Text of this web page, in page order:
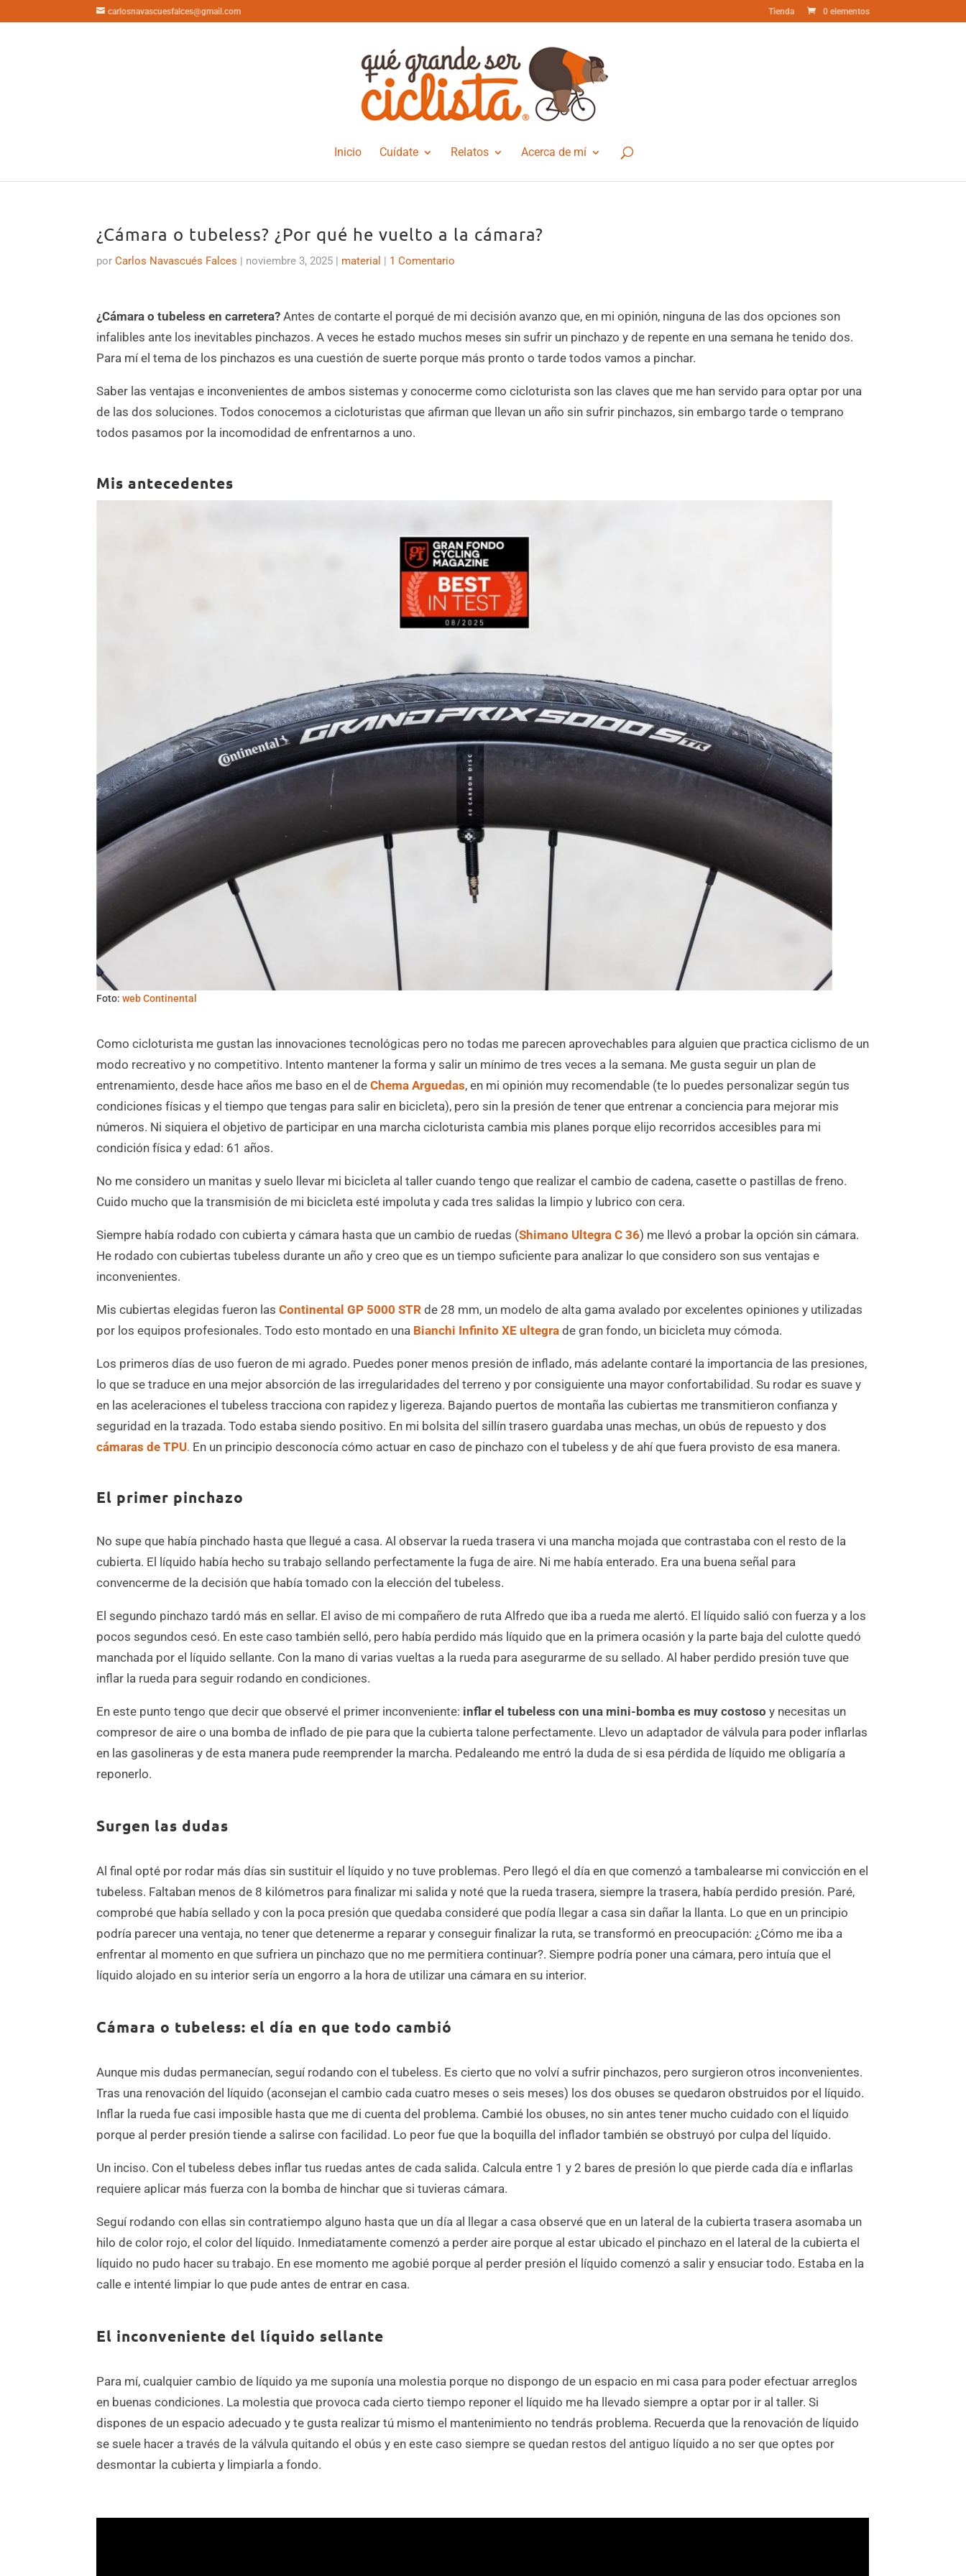
carlosnavascuesfalces@gmail.com Tienda 0 elementos
Inicio Cuídate Relatos Acerca de mí
¿Cámara o tubeless? ¿Por qué he vuelto a la cámara?
porCarlos Navascués Falces | noviembre 3, 2025 | material | 1 Comentario
¿Cámara o tubeless en carretera? Antes de contarte el porqué de mi decisión avanzo que, en mi opinión, ninguna de las dos opciones son
infalibles ante los inevitables pinchazos. A veces he estado muchos meses sin sufrir un pinchazo y de repente en una semana he tenido dos.
Para mí el tema de los pinchazos es una cuestión de suerte porque más pronto o tarde todos vamos a pinchar.
Saber las ventajas e inconvenientes de ambos sistemas y conocerme como cicloturista son las claves que me han servido para optar por una
de las dos soluciones. Todos conocemos a cicloturistas que afirman que llevan un año sin sufrir pinchazos, sin embargo tarde o temprano
todos pasamos por la incomodidad de enfrentarnos a uno.
Mis antecedentes
Foto:web Continental
Como cicloturista me gustan las innovaciones tecnológicas pero no todas me parecen aprovechables para alguien que practica ciclismo de un
modo recreativo y no competitivo. Intento mantener la forma y salir un mínimo de tres veces a la semana. Me gusta seguir un plan de
entrenamiento, desde hace años me baso en el deChema Arguedas, en mi opinión muy recomendable (te lo puedes personalizar según tus
condiciones físicas y el tiempo que tengas para salir en bicicleta), pero sin la presión de tener que entrenar a conciencia para mejorar mis
números. Ni siquiera el objetivo de participar en una marcha cicloturista cambia mis planes porque elijo recorridos accesibles para mi
condición física y edad: 61 años.
No me considero un manitas y suelo llevar mi bicicleta al taller cuando tengo que realizar el cambio de cadena, casette o pastillas de freno.
Cuido mucho que la transmisión de mi bicicleta esté impoluta y cada tres salidas la limpio y lubrico con cera.
Siempre había rodado con cubierta y cámara hasta que un cambio de ruedas (Shimano Ultegra C 36) me llevó a probar la opción sin cámara.
He rodado con cubiertas tubeless durante un año y creo que es un tiempo suficiente para analizar lo que considero son sus ventajas e
inconvenientes.
Mis cubiertas elegidas fueron lasContinental GP 5000 STR de 28 mm, un modelo de alta gama avalado por excelentes opiniones y utilizadas
por los equipos profesionales. Todo esto montado en una Bianchi Infinito XE ultegra de gran fondo, un bicicleta muy cómoda.
Los primeros días de uso fueron de mi agrado. Puedes poner menos presión de inflado, más adelante contaré la importancia de las presiones,
lo que se traduce en una mejor absorción de las irregularidades del terreno y por consiguiente una mayor confortabilidad. Su rodar es suave y
en las aceleraciones el tubeless tracciona con rapidez y ligereza. Bajando puertos de montaña las cubiertas me transmitieron confianza y
seguridad en la trazada. Todo estaba siendo positivo. En mi bolsita del sillín trasero guardaba unas mechas, un obús de repuesto y dos
cámaras de TPU. En un principio desconocía cómo actuar en caso de pinchazo con el tubeless y de ahí que fuera provisto de esa manera.
El primer pinchazo
No supe que había pinchado hasta que llegué a casa. Al observar la rueda trasera vi una mancha mojada que contrastaba con el resto de la
cubierta. El líquido había hecho su trabajo sellando perfectamente la fuga de aire. Ni me había enterado. Era una buena señal para
convencerme de la decisión que había tomado con la elección del tubeless.
El segundo pinchazo tardó más en sellar. El aviso de mi compañero de ruta Alfredo que iba a rueda me alertó. El líquido salió con fuerza y a los
pocos segundos cesó. En este caso también selló, pero había perdido más líquido que en la primera ocasión y la parte baja del culotte quedó
manchada por el líquido sellante. Con la mano di varias vueltas a la rueda para asegurarme de su sellado. Al haber perdido presión tuve que
inflar la rueda para seguir rodando en condiciones.
En este punto tengo que decir que observé el primer inconveniente: inflar el tubeless con una mini-bomba es muy costosoy necesitas un
compresor de aire o una bomba de inflado de pie para que la cubierta talone perfectamente. Llevo un adaptador de válvula para poder inflarlas
en las gasolineras y de esta manera pude reemprender la marcha. Pedaleando me entró la duda de si esa pérdida de líquido me obligaría a
reponerlo.
Surgen las dudas
Al final opté por rodar más días sin sustituir el líquido y no tuve problemas. Pero llegó el día en que comenzó a tambalearse mi convicción en el
tubeless. Faltaban menos de 8 kilómetros para finalizar mi salida y noté que la rueda trasera, siempre la trasera, había perdido presión. Paré,
comprobé que había sellado y con la poca presión que quedaba consideré que podía llegar a casa sin dañar la llanta. Lo que en un principio
podría parecer una ventaja, no tener que detenerme a reparar y conseguir finalizar la ruta, se transformó en preocupación: ¿Cómo me iba a
enfrentar al momento en que sufriera un pinchazo que no me permitiera continuar?. Siempre podría poner una cámara, pero intuía que el
líquido alojado en su interior sería un engorro a la hora de utilizar una cámara en su interior.
Cámara o tubeless: el día en que todo cambió
Aunque mis dudas permanecían, seguí rodando con el tubeless. Es cierto que no volví a sufrir pinchazos, pero surgieron otros inconvenientes.
Tras una renovación del líquido (aconsejan el cambio cada cuatro meses o seis meses) los dos obuses se quedaron obstruidos por el líquido.
Inflar la rueda fue casi imposible hasta que me di cuenta del problema. Cambié los obuses, no sin antes tener mucho cuidado con el líquido
porque al perder presión tiende a salirse con facilidad. Lo peor fue que la boquilla del inflador también se obstruyó por culpa del líquido.
Un inciso. Con el tubeless debes inflar tus ruedas antes de cada salida. Calcula entre 1 y 2 bares de presión lo que pierde cada día e inflarlas
requiere aplicar más fuerza con la bomba de hinchar que si tuvieras cámara.
Seguí rodando con ellas sin contratiempo alguno hasta que un día al llegar a casa observé que en un lateral de la cubierta trasera asomaba un
hilo de color rojo, el color del líquido. Inmediatamente comenzó a perder aire porque al estar ubicado el pinchazo en el lateral de la cubierta el
líquido no pudo hacer su trabajo. En ese momento me agobié porque al perder presión el líquido comenzó a salir y ensuciar todo. Estaba en la
calle e intenté limpiar lo que pude antes de entrar en casa.
El inconveniente del líquido sellante
Para mí, cualquier cambio de líquido ya me suponía una molestia porque no dispongo de un espacio en mi casa para poder efectuar arreglos
en buenas condiciones. La molestia que provoca cada cierto tiempo reponer el líquido me ha llevado siempre a optar por ir al taller. Si
dispones de un espacio adecuado y te gusta realizar tú mismo el mantenimiento no tendrás problema. Recuerda que la renovación de líquido
se suele hacer a través de la válvula quitando el obús y en este caso siempre se quedan restos del antiguo líquido a no ser que optes por
desmontar la cubierta y limpiarla a fondo.